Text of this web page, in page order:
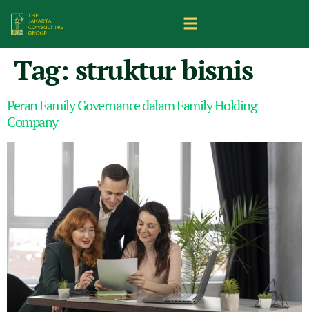
Tag: struktur bisnis
Peran Family Governance dalam Family Holding
Company